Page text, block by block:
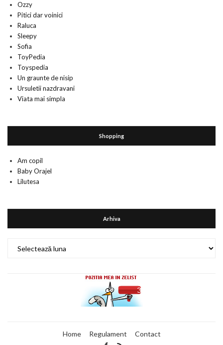
Ozzy
Pitici dar voinici
Raluca
Sleepy
Sofia
ToyPedia
Toyspedia
Un graunte de nisip
Ursuletii nazdravani
Viata mai simpla
Shopping
Am copil
Baby Orajel
Lilutesa
Arhiva
Home Regulament Contact